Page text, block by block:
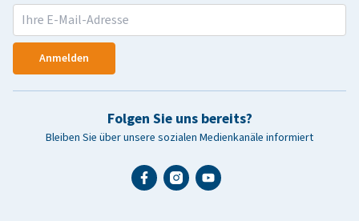
Anmelden
Folgen Sie uns bereits?
Bleiben Sie über unsere sozialen Medienkanäle informiert